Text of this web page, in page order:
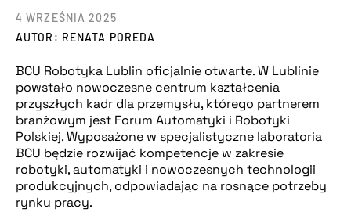
AUTOR: RENATA POREDA
4 WRZEŚNIA 2025
BCU Robotyka Lublin oficjalnie otwarte. W Lublinie
powstało nowoczesne centrum kształcenia
przyszłych kadr dla przemysłu, którego partnerem
branżowym jest Forum Automatyki i Robotyki
Polskiej. Wyposażone w specjalistyczne laboratoria
BCU będzie rozwijać kompetencje w zakresie
robotyki, automatyki i nowoczesnych technologii
produkcyjnych, odpowiadając na rosnące potrzeby
rynku pracy.